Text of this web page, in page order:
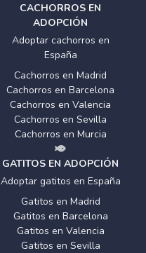
CACHORROS EN
ADOPCIÓN
Adoptar cachorros en
España
Cachorros en Madrid
Cachorros en Barcelona
Cachorros en Valencia
Cachorros en Sevilla
Cachorros en Murcia
GATITOS EN ADOPCIÓN
Adoptar gatitos en España
Gatitos en Madrid
Gatitos en Barcelona
Gatitos en Valencia
Gatitos en Sevilla